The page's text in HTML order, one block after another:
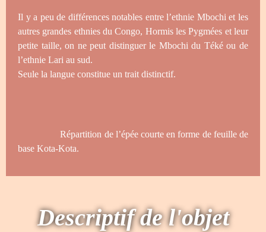
Il y a peu de différences notables entre l’ethnie Mbochi et les
autres grandes ethnies du Congo, Hormis les Pygmées et leur
petite taille, on ne peut distinguer le Mbochi du Téké ou de
l’ethnie Lari au sud.
Seule la langue constitue un trait distinctif.
Répartition de l’épée courte en forme de feuille de
base Kota-Kota.
Descriptif de l'objet